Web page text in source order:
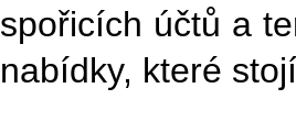
spořicích účtů a
nabídky, které